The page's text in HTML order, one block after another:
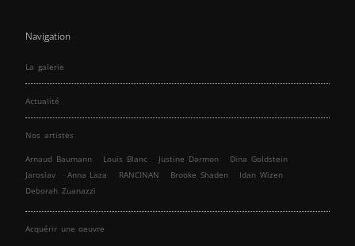
Navigation
La galerie
Actualité
Nos artistes
Arnaud Baumann Louis Blanc Justine Darmon
Dina Goldstein
Jaroslav
Anna Laza RANCINAN Brooke Shaden
Idan Wizen
Deborah Zuanazzi
Acquérir une oeuvre